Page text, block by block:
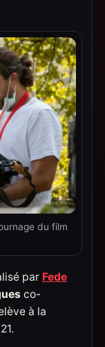
du film
par Fede
co-
à la